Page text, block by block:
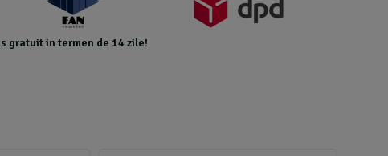
gratuit in termen de 14 zile!